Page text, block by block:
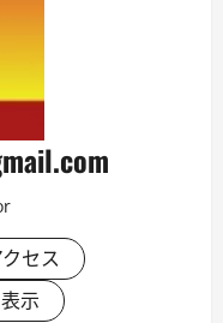
セス
示